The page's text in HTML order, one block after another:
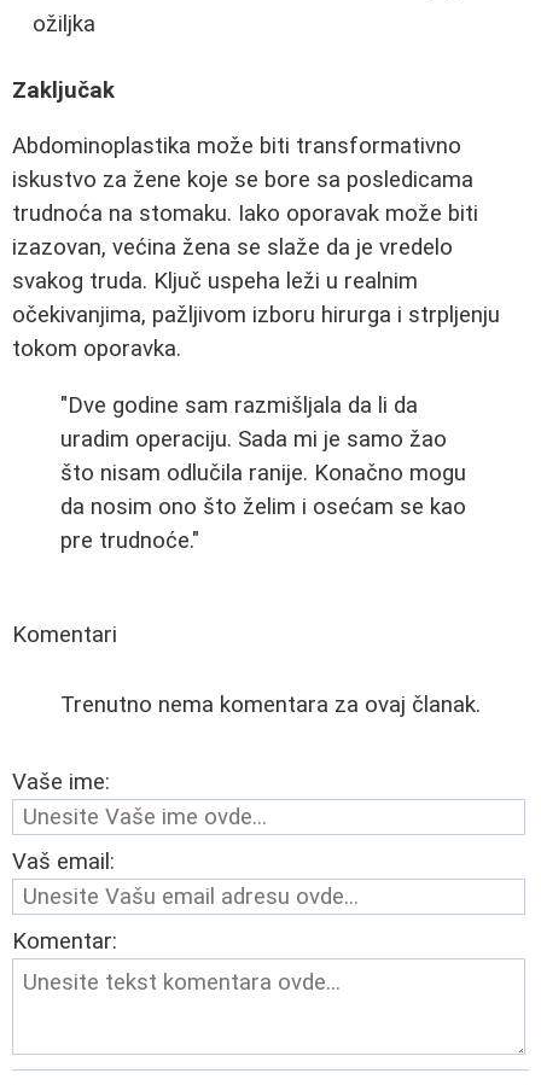
ožiljka
Zaključak
Abdominoplastika može biti transformativno
iskustvo za žene koje se bore sa posledicama
trudnoća na stomaku. Iako oporavak može biti
izazovan, većina žena se slaže da je vredelo
svakog truda. Ključ uspeha leži u realnim
očekivanjima, pažljivom izboru hirurga i strpljenju
tokom oporavka.
"Dve godine sam razmišljala da li da
uradim operaciju. Sada mi je samo žao
što nisam odlučila ranije. Konačno mogu
da nosim ono što želim i osećam se kao
pre trudnoće."
Komentari
Trenutno nema komentara za ovaj članak.
Vaše ime:
Vaš email:
Komentar: